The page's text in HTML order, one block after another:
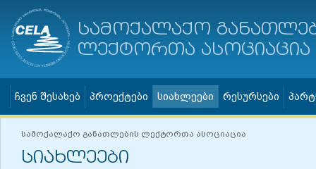
სამოქალაქო
ლექტორთა ასოციაცია
ჩვენ შესახებ პროექტები სიახლეები რესურსები
სამოქალაქო განათლების ლექტორთა ასოციაცია
სიახლეები